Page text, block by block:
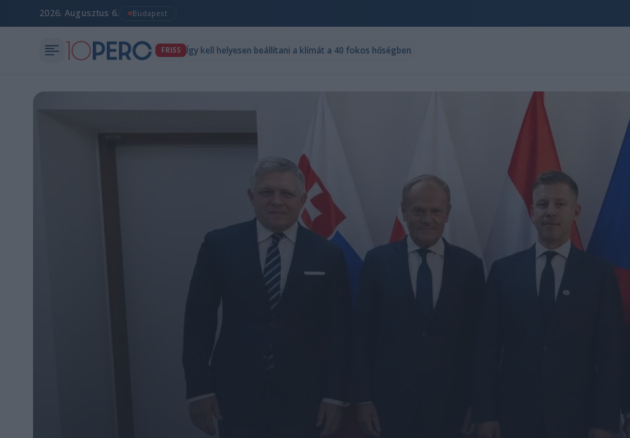
2026. Augusztus 6. Budapest
FRISS Így kell helyesen beállítani a klímát a 40 fokos hőségben